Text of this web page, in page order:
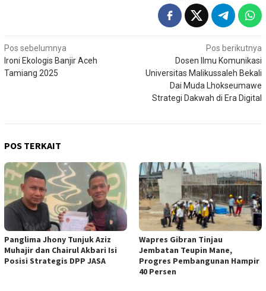
Navigasi
pos
Pos sebelumnya
Ironi Ekologis Banjir Aceh
Tamiang 2025
Pos berikutnya
Dosen Ilmu Komunikasi
Universitas Malikussaleh Bekali
Dai Muda Lhokseumawe
Strategi Dakwah di Era Digital
POS TERKAIT
Panglima Jhony Tunjuk Aziz
Muhajir dan Chairul Akbari Isi
Posisi Strategis DPP JASA
Wapres Gibran Tinjau
Jembatan Teupin Mane,
Progres Pembangunan Hampir
40 Persen